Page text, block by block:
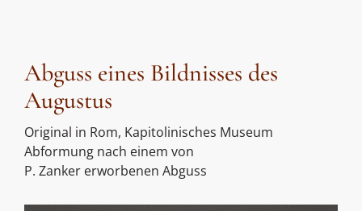
Abguss eines Bildnisses des
Augustus
Original in Rom, Kapitolinisches Museum
Abformung nach einem von
P. Zanker erworbenen Abguss